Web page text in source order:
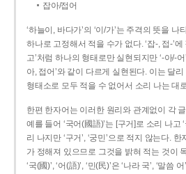
잡아/접어
‘하늘이, 바다가’의 ‘이/가’는 주격의 뜻을
하나로 고정해서 적을 수가 없다. ‘잡-, 접-’에
고’처럼 하나의 형태로만 실현되지만 ‘-아/-
아, 접어’와 같이 다르게 실현된다. 이는 달
형태소로 모두 적을 수 없어서 소리 나는 대
한편 한자어는 이러한 원리와 관계없이 각
예를 들어 ‘국어(國語)’는 [구거]로 소리 나고
리 나지만 ‘구거’, ‘궁민’으로 적지 않는다.
가 정해져 있으므로 그것을 밝혀 적는 것이
‘국(國)’, ‘어(語)’, ‘민(民)’은 ‘나라 국’, ‘말씀